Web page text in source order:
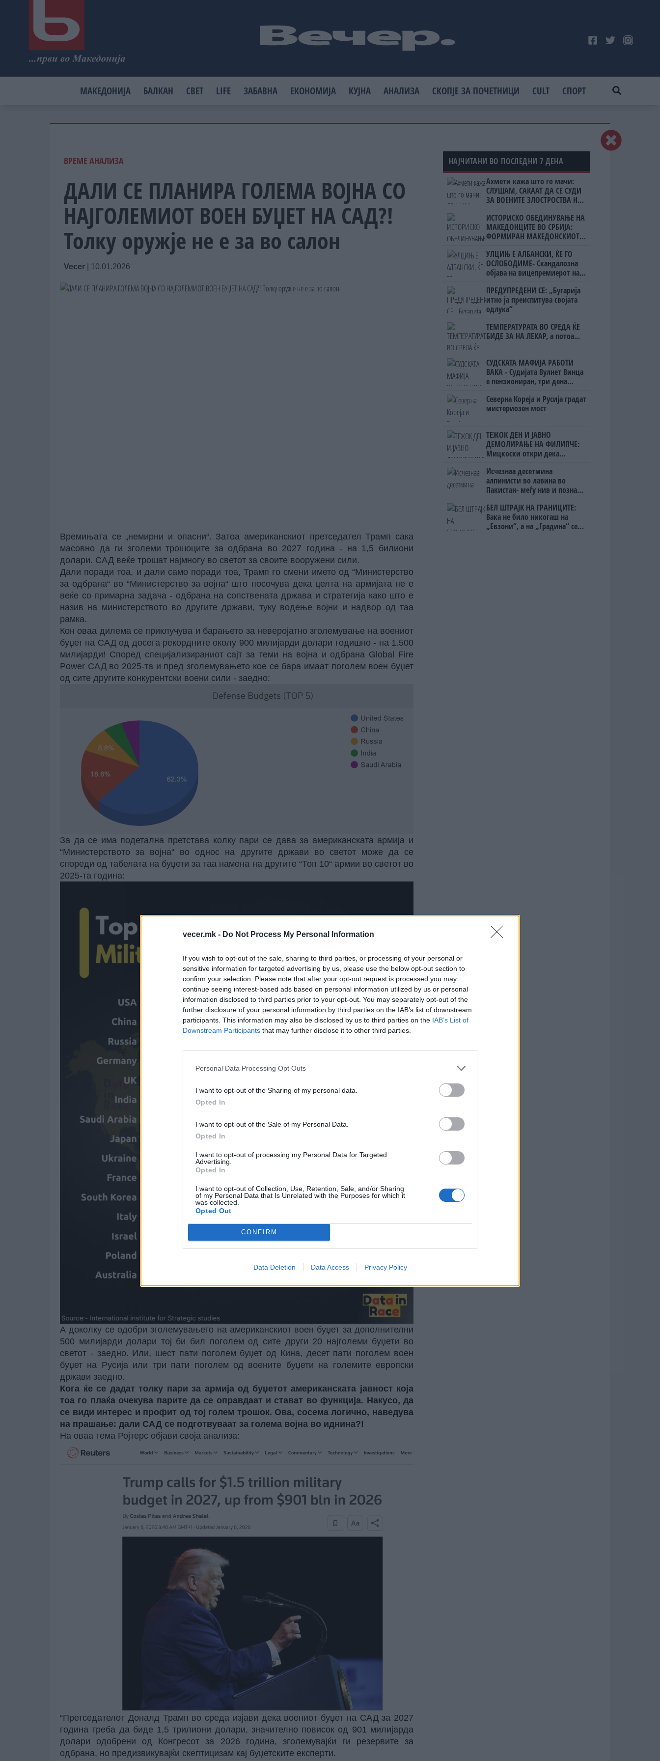
vecer.mk - Do Not Process My Personal Information
If you wish to opt-out of the sale, sharing to third parties, or processing of your personal or
sensitive information for targeted advertising by us, please use the below opt-out section to
confirm your selection. Please note that after your opt-out request is processed you may
continue seeing interest-based ads based on personal information utilized by us or personal
information disclosed to third parties prior to your opt-out. You may separately opt-out of the
further disclosure of your personal information by third parties on the IAB’s list of downstream
participants. This information may also be disclosed by us to third parties on the IAB’s List of
Downstream Participants that may further disclose it to other third parties.
Personal Data Processing Opt Outs
I want to opt-out of the Sharing of my personal data.
Opted In
I want to opt-out of the Sale of my Personal Data.
Opted In
I want to opt-out of processing my Personal Data for Targeted
Advertising.
Opted In
I want to opt-out of Collection, Use, Retention, Sale, and/or Sharing
of my Personal Data that Is Unrelated with the Purposes for which it
was collected.
Opted Out
CONFIRM
Data Deletion Data Access Privacy Policy
МАКЕДОНИЈА БАЛКАН СВЕТ LIFE ЗАБАВНА ЕКОНОМИЈА КУЈНА АНАЛИЗА СКОПЈЕ ЗА ПОЧЕТНИЦИ CULT СПОРТ
ВРЕМЕ АНАЛИЗА
ДАЛИ СЕ ПЛАНИРА ГОЛЕМА ВОЈНА СО
НАЈГОЛЕМИОТ ВОЕН БУЏЕТ НА САД?!
Толку оружје не е за во салон
Vecer 10.01.2026
Времињата се „немирни и опасни“. Затоа американскиот претседател Трамп сака
масовно да ги зголеми трошоците за одбрана во 2027 година - на 1,5 билиони
долари. САД веќе трошат најмногу во светот за своите вооружени сили.
Дали поради тоа, и дали само поради тоа, Трамп го смени името од “Министерство
за одбрана“ во “Министерство за војна“ што посочува дека целта на армијата не е
веќе со примарна задача - одбрана на сопствената држава и стратегија како што е
назив на министерството во другите држави, туку водење војни и надвор од таа
рамка.
Кон оваа дилема се приклучува и барањето за неверојатно зголемување на воениот
буџет на САД од досега рекордните околу 900 милијарди долари годишно - на 1.500
милијарди! Според специјализираниот сајт за теми на војна и одбрана Global Fire
Power САД во 2025-та и пред зголемувањето кое се бара имаат поголем воен буџет
од сите другите конкурентски воени сили - заедно:
За да се има подетална претстава колку пари се дава за американската армија и
“Министерството за војна“ во однос на другите држави во светот може да се
спореди од табелата на буџети за таа намена на другите “Топ 10“ армии во светот во
2025-та година:
А доколку се одобри зголемувањето на американскиот воен буџет за дополнителни
500 милијарди долари тој би бил поголем од сите други 20 најголеми буџети во
светот - заедно. Или, шест пати поголем буџет од Кина, десет пати поголем воен
буџет на Русија или три пати поголем од воените буџети на големите европски
држави заедно.
Кога ќе се дадат толку пари за армија од буџетот американската јавност која
тоа го плаќа очекува парите да се оправдаат и стават во функција. Накусо, да
се види интерес и профит од тој голем трошок. Ова, сосема логично, наведува
на прашање: дали САД се подготвуваат за голема војна во иднина?!
На оваа тема Ројтерс објави своја анализа:
“Претседателот Доналд Трамп во среда изјави дека воениот буџет на САД за 2027
година треба да биде 1,5 трилиони долари, значително повисок од 901 милијарда
долари одобрени од Конгресот за 2026 година, зголемувајќи ги резервите за
одбрана, но предизвикувајќи скептицизам кај буџетските експерти.
НАЈЧИТАНИ ВО ПОСЛЕДНИ 7 ДЕНА
Ахмети кажа што го мачи:
СЛУШАМ, САКААТ ДА СЕ СУДИ
ЗА ВОЕНИТЕ ЗЛОСТРОСТВА НА
ИСТОРИСКО ОБЕДИНУВАЊЕ НА
МАКЕДОНЦИТЕ ВО СРБИЈА:
ФОРМИРАН МАКЕДОНСКИОТ
УЛЦИЊ Е АЛБАНСКИ, ЌЕ ГО
ОСЛОБОДИМЕ- Скандалозна
објава на вицепремиерот на
ПРЕДУПРЕДЕНИ СЕ: „Бугарија
итно ја преиспитува својата
одлука“
ТЕМПЕРАТУРАТА ВО СРЕДА ЌЕ
БИДЕ ЗА НА ЛЕКАР, а потоа...
СУДСКАТА МАФИЈА РАБОТИ
ВАКА - Судијата Вулнет Винца
е пензиониран, три дена
на бизнисменот Марковски
Северна Кореја и Русија градат
мистериозен мост
ТЕЖОК ДЕН И ЈАВНО
ДЕМОЛИРАЊЕ НА ФИЛИПЧЕ:
Мицкоски откри дека
ништо, освен за кеш
Исчезнаа десетмина
алпинисти во лавина во
Пакистан- меѓу нив и познат
БЕЛ ШТРАЈК НА ГРАНИЦИТЕ:
Вака не било никогаш на
„Евзони“, а на „Градина“ се